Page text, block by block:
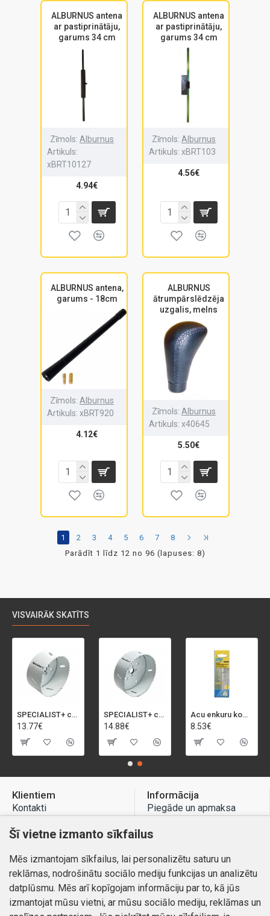
ALBURNUS antena
ar pastiprinātāju,
garums 34 cm
Zīmols: Alburnus
Artikuls:
xBRT10127
4.94€
ALBURNUS antena
ar pastiprinātāju,
garums 34 cm
Zīmols: Alburnus
Artikuls: xBRT103
4.56€
ALBURNUS antena,
garums - 18cm
Zīmols: Alburnus
Artikuls: xBRT920
4.12€
ALBURNUS
ātrumpārslēdzēja
uzgalis, melns
Zīmols: Alburnus
Artikuls: x40645
5.50€
1 2 3 4 5 6 7
8
Parādīt 1 līdz 12 no 96 (lapuses: 8)
VISVAIRĀK SKATĪTS
SPECIALIST+ caurumu zāģis BI-METAL, 92 mm
13.77€
SPECIALIST+ caurumu zāģis BI-METAL, 98 mm
14.88€
Acu enkuru komplekts, 3-13 mm, Rapid, 12 gab.
8.53€
Klientiem
Kontakti
Preču atgriešana
Mans profils
Pasūtījumi
Informācija
Piegāde un apmaksa
Atteikuma tiesības
Kontakti
Šī vietne izmanto sīkfailus
Mēs izmantojam sīkfailus, lai personalizētu saturu un
reklāmas, nodrošinātu sociālo mediju funkcijas un analizētu
datplūsmu. Mēs arī kopīgojam informāciju par to, kā jūs
izmantojat mūsu vietni, ar mūsu sociālo mediju, reklāmas un